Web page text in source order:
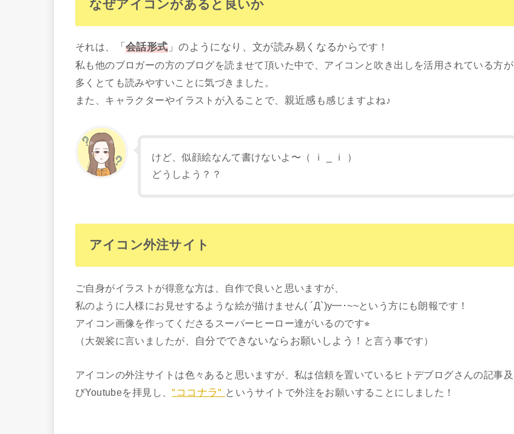
なぜアイコンがあると良いか
それは、 「会話形式」のようになり、文が読み易くなるからです！
私も他のブロガーの方のブログを読ませて頂いた中で、アイコンと吹き出しを活用されている方が
多くとても読みやすいことに気づきました。
また、キャラクターやイラストが入ることで、 親近感 も感じますよね♪
けど、似顔絵なんて書けないよ〜（ ｉ _ ｉ ）
どうしよう？？
アイコン外注サイト
ご自身がイラストが得意な方は、自作で良いと思いますが、
私のように人様にお見せするような絵が描けません( ´Д`)y━･~~という方にも朗報です！
アイコン画像を作ってくださるスーパーヒーロー達がいるのです⭐︎
（大袈裟に言いましたが、
自分でできないならお願いしよう！ と言う事です）
アイコンの外注サイトは色々あると思いますが、私は信頼を置いているヒトデブログさんの記事及
びYoutubeを拝見し、“ココナラ“ というサイトで外注をお願いすることにしました！